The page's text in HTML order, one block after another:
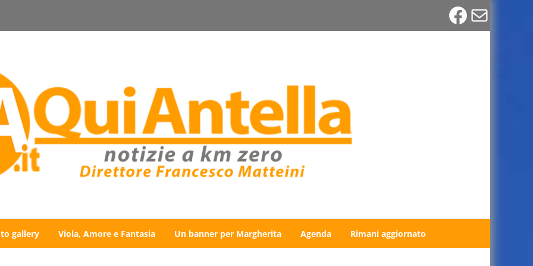
Email
gallery Viola, Amore e Fantasia Un banner per Margherita Agenda Rimani aggiornato